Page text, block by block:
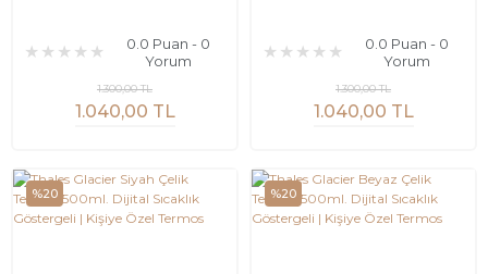
0.0 Puan - 0
Yorum
1.040,00 TL
1.300,00 TL
0.0 Puan - 0
Yorum
1.040,00 TL
1.300,00 TL
%20 %20